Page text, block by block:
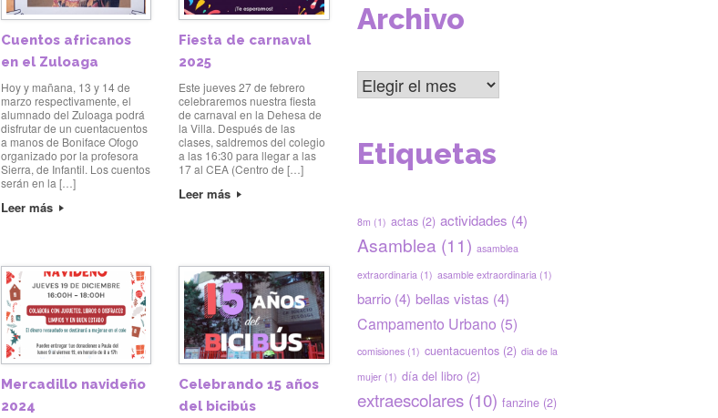
Cuentos africanos
en el Zuloaga
Hoy y mañana, 13 y 14 de
marzo respectivamente, el
alumnado del Zuloaga podrá
disfrutar de un cuentacuentos
a manos de Boniface Ofogo
organizado por la profesora
Sierra, de Infantil. Los cuentos
serán en la […]
Leer más
Fiesta de carnaval
2025
Este jueves 27 de febrero
celebraremos nuestra fiesta
de carnaval en la Dehesa de
la Villa. Después de las
clases, saldremos del colegio
a las 16:30 para llegar a las
17 al CEA (Centro de […]
Leer más
Mercadillo navideño
2024
Celebrando 15 años
del bicibús
Archivo
Archivo
Etiquetas
8m (1) actas(2) actividades (4)
Asamblea (11) asamblea
extraordinaria(1) asamble extraordinaria(1)
barrio(4) bellas vistas (4)
Campamento Urbano (5)
comisiones(1) cuentacuentos(2) dia de la
mujer(1) día del libro(2)
extraescolares(10) fanzine(2)